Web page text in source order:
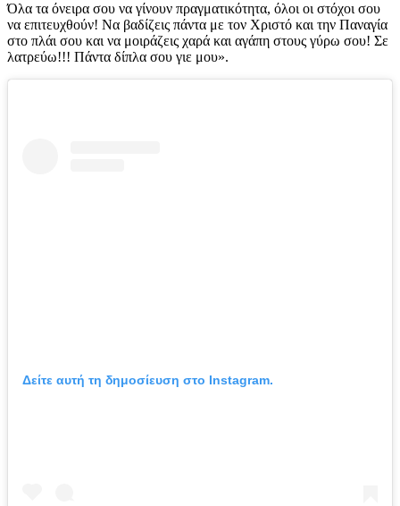
Όλα τα όνειρα σου να γίνουν πραγματικότητα, όλοι οι στόχοι σου
να επιτευχθούν! Να βαδίζεις πάντα με τον Χριστό και την Παναγία
στο πλάι σου και να μοιράζεις χαρά και αγάπη στους γύρω σου! Σε
λατρεύω!!! Πάντα δίπλα σου γιε μου».
Δείτε αυτή τη δημοσίευση στο Instagram.